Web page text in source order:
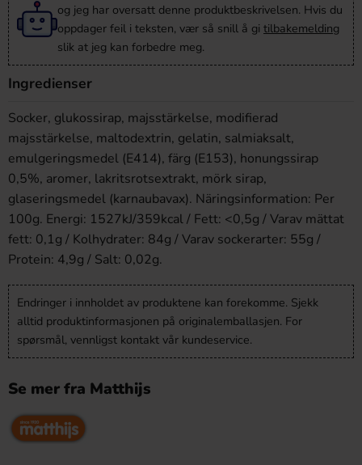
og jeg har oversatt denne produktbeskrivelsen. Hvis du
oppdager feil i teksten, vær så snill å gi tilbakemelding
slik at jeg kan forbedre meg.
Ingredienser
Socker, glukossirap, majsstärkelse, modifierad
majsstärkelse, maltodextrin, gelatin, salmiaksalt,
emulgeringsmedel (E414), färg (E153), honungssirap
0,5%, aromer, lakritsrotsextrakt, mörk sirap,
glaseringsmedel (karnaubavax). Näringsinformation: Per
100g. Energi: 1527kJ/359kcal / Fett: <0,5g / Varav mättat
fett: 0,1g / Kolhydrater: 84g / Varav sockerarter: 55g /
Protein: 4,9g / Salt: 0,02g.
Endringer i innholdet av produktene kan forekomme. Sjekk
alltid produktinformasjonen på originalemballasjen. For
spørsmål, vennligst kontakt vår kundeservice.
Se mer fra Matthijs